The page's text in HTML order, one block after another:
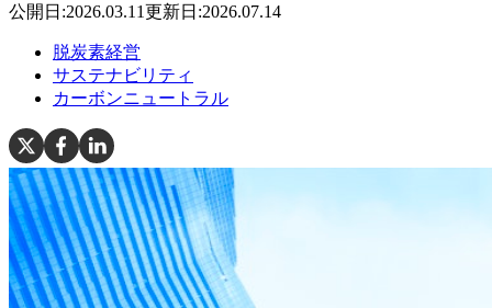
公開日:2026.03.11更新日:2026.07.14
脱炭素経営
サステナビリティ
カーボンニュートラル